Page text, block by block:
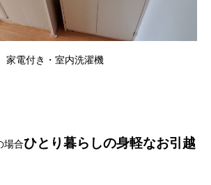
家電付き・室内洗濯機
場合ひとり暮らしの身軽なお引越